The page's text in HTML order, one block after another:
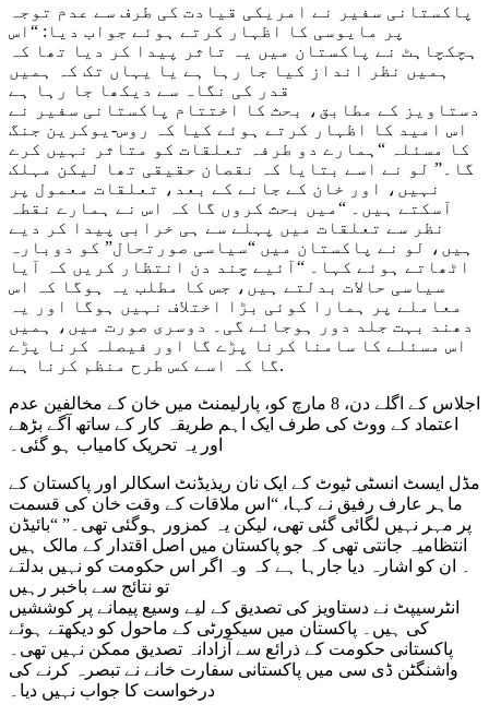
پاکستانی سفیر نے امریکی قیادت کی طرف سے عدم توجہ
پر مایوسی کا اظہار کرتے ہوئے جواب دیا: “اس
ہچکچاہٹ نے پاکستان میں یہ تاثر پیدا کر دیا تھا کہ
ہمیں نظر انداز کیا جا رہا ہے یا یہاں تک کہ ہمیں
قدر کی نگاہ سے دیکھا جا رہا ہے
دستاویز کے مطابق، بحث کا اختتام پاکستانی سفیر نے
اس امید کا اظہار کرتے ہوئے کیا کہ روس-یوکرین جنگ
کا مسئلہ “ہمارے دو طرفہ تعلقات کو متاثر نہیں کرے
گا۔” لو نے اسے بتایا کہ نقصان حقیقی تھا لیکن مہلک
نہیں، اور خان کے جانے کے بعد، تعلقات معمول پر
آسکتے ہیں۔ “میں بحث کروں گا کہ اس نے ہمارے نقطہ
نظر سے تعلقات میں پہلے سے ہی خرابی پیدا کر دیے
ہیں، لو نے پاکستان میں “سیاسی صورتحال” کو دوبارہ
اٹھاتے ہوئے کہا۔ “آئیے چند دن انتظار کریں کہ آیا
سیاسی حالات بدلتے ہیں، جس کا مطلب یہ ہوگا کہ اس
معاملے پر ہمارا کوئی بڑا اختلاف نہیں ہوگا اور یہ
دھند بہت جلد دور ہوجائے گی۔ دوسری صورت میں، ہمیں
اس مسئلے کا سامنا کرنا پڑے گا اور فیصلہ کرنا پڑے
گا کہ اسے کس طرح منظم کرنا ہے.
اجلاس کے اگلے دن، 8 مارچ کو، پارلیمنٹ میں خان کے مخالفین عدم
اعتماد کے ووٹ کی طرف ایک اہم طریقہ کار کے ساتھ آگے بڑھے
اور یہ تحریک کامیاب ہو گئی۔
مڈل ایسٹ انسٹی ٹیوٹ کے ایک نان ریذیڈنٹ اسکالر اور پاکستان کے
ماہر عارف رفیق نے کہا، “اس ملاقات کے وقت خان کی قسمت
پر مہر نہیں لگائی گئی تھی، لیکن یہ کمزور ہوگئی تھی۔” “بائیڈن
انتظامیہ جانتی تھی کہ جو پاکستان میں اصل اقتدار کے مالک ہیں
۔ ان کو اشارہ دیا جارہا ہے کہ وہ اگر اس حکومت کو نہیں بدلتے
تو نتائج سے باخبر رہیں
انٹرسیپٹ نے دستاویز کی تصدیق کے لیے وسیع پیمانے پر کوششیں
کی ہیں۔ پاکستان میں سیکورٹی کے ماحول کو دیکھتے ہوئے
پاکستانی حکومت کے ذرائع سے آزادانہ تصدیق ممکن نہیں تھی۔
واشنگٹن ڈی سی میں پاکستانی سفارت خانے نے تبصرہ کرنے کی
درخواست کا جواب نہیں دیا۔